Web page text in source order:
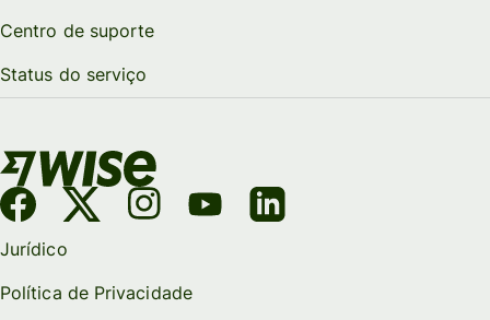
Centro de suporte
Status do serviço
Jurídico
Política de Privacidade